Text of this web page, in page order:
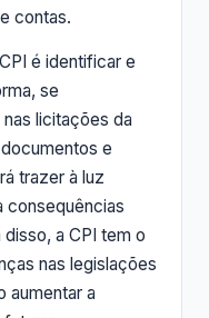
contas.
é identificar e
se
licitações da
e
trazer à luz
consequências
a CPI tem o
nas legislações
aumentar a